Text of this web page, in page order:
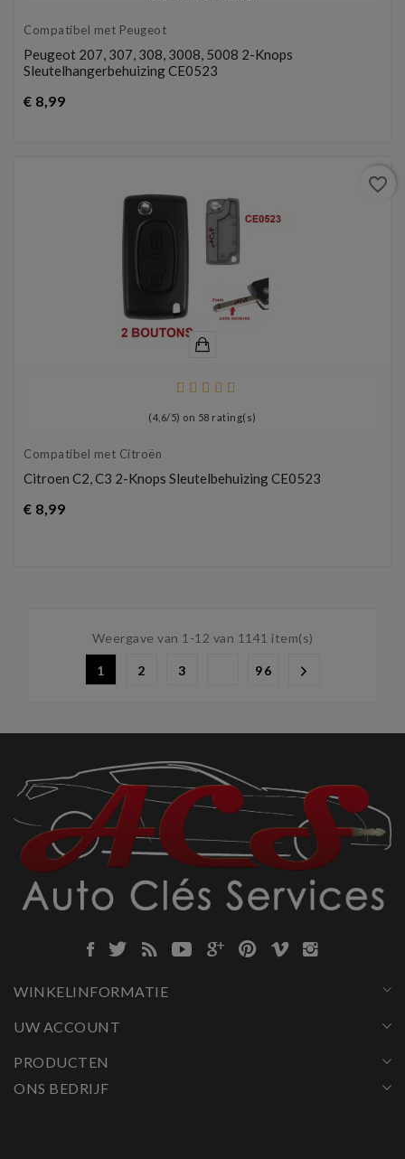
Compatibel met Peugeot
Peugeot 207, 307, 308, 3008, 5008 2-Knops
Sleutelhangerbehuizing CE0523
€ 8,99Prijs
(4,6/5) on 58 rating(s)
Compatibel met Citroën
Citroen C2, C3 2-Knops Sleutelbehuizing CE0523
€ 8,99Prijs
favorite_border
Weergave van 1-12 van 1141 item(s)
1 2 3 96
WINKELINFORMATIE
UW ACCOUNT
PRODUCTEN
ONS BEDRIJF